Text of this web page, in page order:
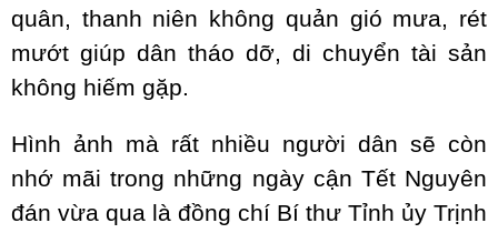
quân, thanh niên không quản gió mưa, rét
mướt giúp dân tháo dỡ, di chuyển tài sản
không hiếm gặp.
Hình ảnh mà rất nhiều người dân sẽ còn
nhớ mãi trong những ngày cận Tết Nguyên
đán vừa qua là đồng chí Bí thư Tỉnh ủy Trịnh